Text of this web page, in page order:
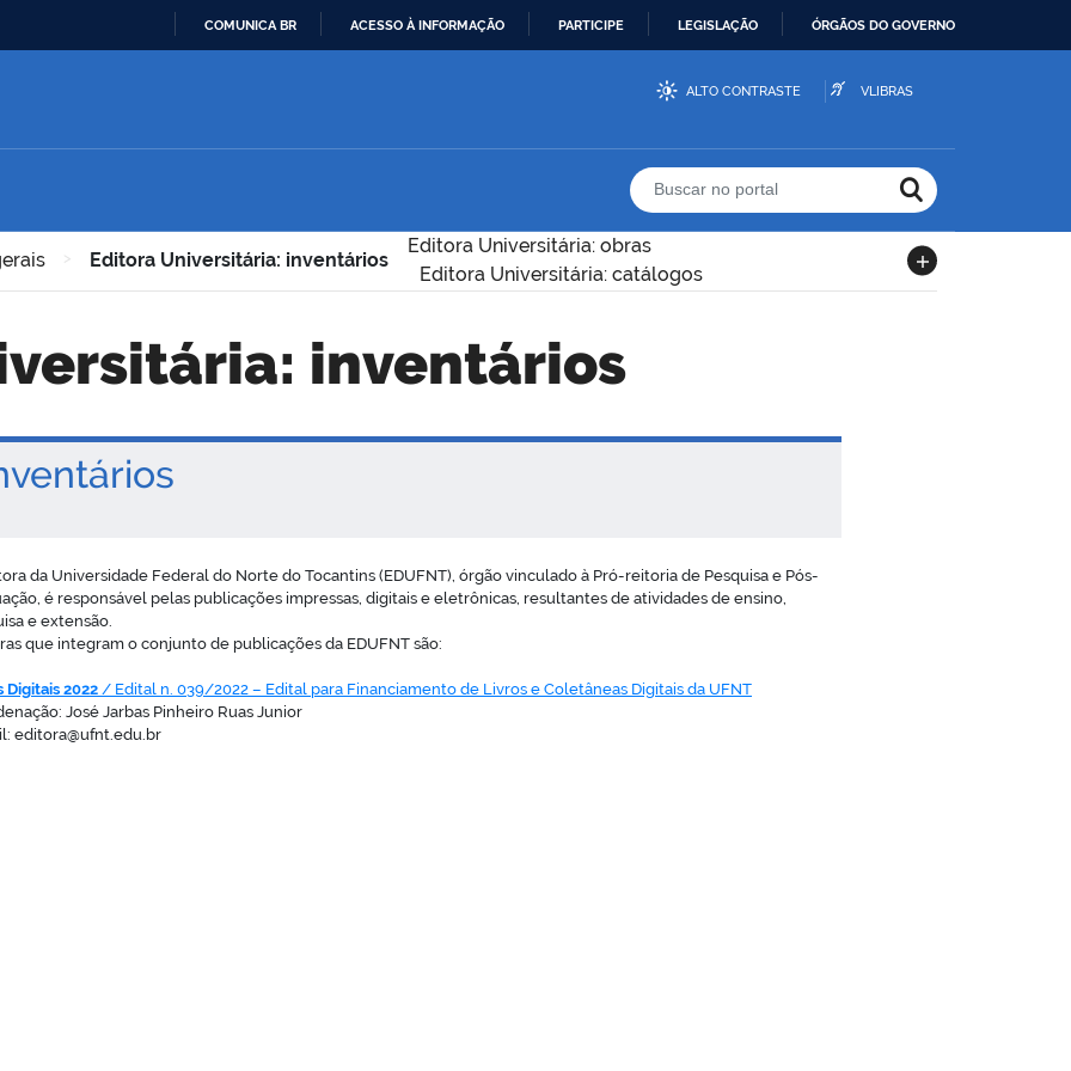
CONTEÚDO
COMUNICA BR ACESSO À INFORMAÇÃO PARTICIPE LEGISLAÇÃO ÓRGÃOS DO GOVERNO
ALTO CONTRASTE VLIBRAS
Buscar no portal
> Editora Universitária: inventários
Editora Universitária: obras
Editora Universitária: catálogos
inventários
da Universidade Federal do Norte do Tocantins (EDUFNT), órgão vinculado à Pró-reitoria de Pesquisa e Pós-
é responsável pelas publicações impressas, digitais e eletrônicas, resultantes de atividades de ensino,
e extensão.
que integram o conjunto de publicações da EDUFNT são:
Digitais 2022 / Edital n. 039/2022 – Edital para Financiamento de Livros e Coletâneas Digitais da UFNT
José Jarbas Pinheiro Ruas Junior
editora@ufnt.edu.br